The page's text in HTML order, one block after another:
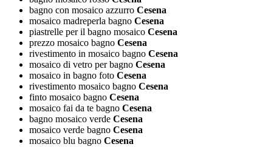
bagno con mosaico azzurro Cesena
mosaico madreperla bagno Cesena
piastrelle per il bagno mosaico Cesena
prezzo mosaico bagno Cesena
rivestimento in mosaico bagno Cesena
mosaico di vetro per bagno Cesena
mosaico in bagno foto Cesena
rivestimento mosaico bagno Cesena
finto mosaico bagno Cesena
mosaico fai da te bagno Cesena
bagno mosaico verde Cesena
mosaico verde bagno Cesena
mosaico blu bagno Cesena